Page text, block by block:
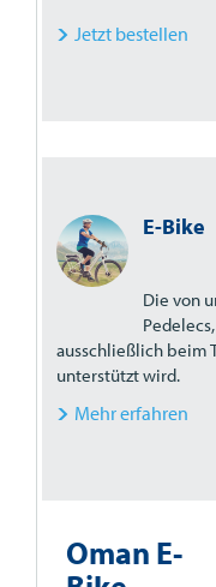
Jetzt bestellen
E-Bike
Die von
ausschließlich beim
unterstützt wird.
Mehr erfahren
Oman E-